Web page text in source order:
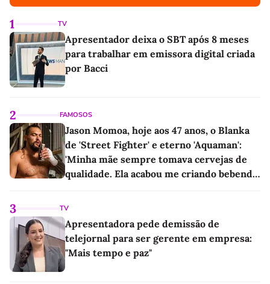
1 TV
Apresentador deixa o SBT após 8 meses
para trabalhar em emissora digital criada
por Bacci
2 FAMOSOS
Jason Momoa, hoje aos 47 anos, o Blanka
de 'Street Fighter' e eterno 'Aquaman':
'Minha mãe sempre tomava cervejas de
qualidade. Ela acabou me criando bebendo
3 TV
Apresentadora pede demissão de
telejornal para ser gerente em empresa:
"Mais tempo e paz"